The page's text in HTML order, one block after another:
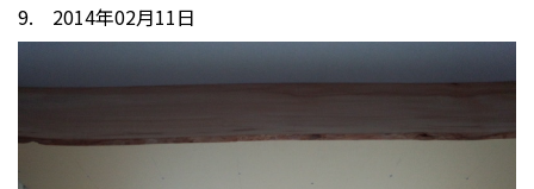
9. 2014年02月11日